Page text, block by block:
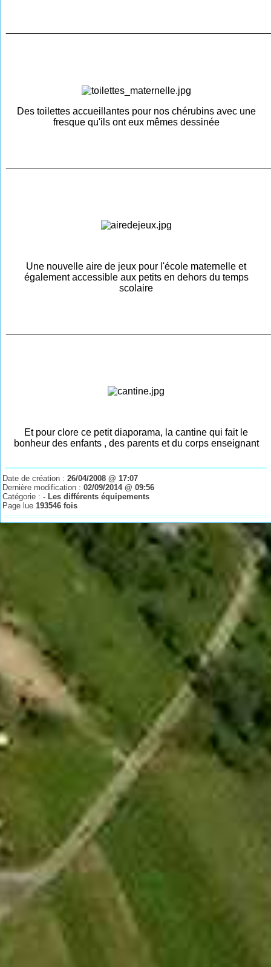
Des toilettes accueillantes pour nos chérubins avec une
fresque qu'ils ont eux mêmes dessinée
Une nouvelle aire de jeux pour l'école maternelle et
également accessible aux petits en dehors du temps
scolaire
Et pour clore ce petit diaporama, la cantine qui fait le
bonheur des enfants , des parents et du corps enseignant
Date de création :26/04/2008 @ 17:07
Dernière modification :02/09/2014 @ 09:56
Catégorie :- Les différents équipements
Page lue193546 fois